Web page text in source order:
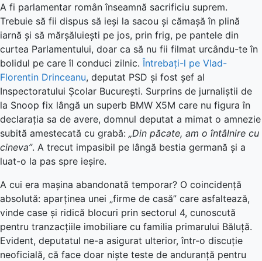
A fi parlamentar român înseamnă sacrificiu suprem.
Trebuie să fii dispus să ieși la sacou și cămașă în plină
iarnă și să mărșăluiești pe jos, prin frig, pe pantele din
curtea Parlamentului, doar ca să nu fii filmat urcându-te în
bolidul pe care îl conduci zilnic. Întrebați-l pe Vlad-
Florentin Drinceanu, deputat PSD și fost șef al
Inspectoratului Școlar București. Surprins de jurnaliștii de
la Snoop fix lângă un superb BMW X5M care nu figura în
declarația sa de avere, domnul deputat a mimat o amnezie
subită amestecată cu grabă: „Din păcate, am o întâlnire cu
cineva”. A trecut impasibil pe lângă bestia germană și a
luat-o la pas spre ieșire.
A cui era mașina abandonată temporar? O coincidență
absolută: aparținea unei „firme de casă” care asfaltează,
vinde case și ridică blocuri prin sectorul 4, cunoscută
pentru tranzacțiile imobiliare cu familia primarului Băluță.
Evident, deputatul ne-a asigurat ulterior, într-o discuție
neoficială, că face doar niște teste de anduranță pentru